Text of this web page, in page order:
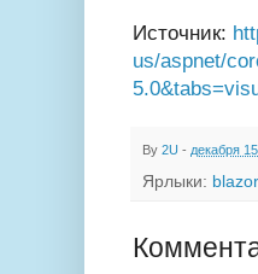
Источник:
us/aspnet/
By 2U - декабря
Ярлыки: blazor